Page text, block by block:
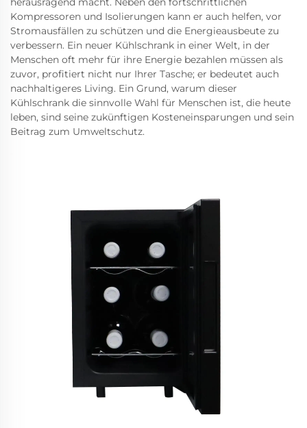
Kompressoren und Isolierungen kann er auch helfen, vor
Stromausfällen zu schützen und die Energieausbeute zu
verbessern. Ein neuer Kühlschrank in einer Welt, in der
Menschen oft mehr für ihre Energie bezahlen müssen als
zuvor, profitiert nicht nur Ihrer Tasche; er bedeutet auch
nachhaltigeres Living. Ein Grund, warum dieser
Kühlschrank die sinnvolle Wahl für Menschen ist, die heute
leben, sind seine zukünftigen Kosteneinsparungen und sein
Beitrag zum Umweltschutz.